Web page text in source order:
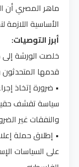
ماهر المصري أن
الأساسية اللازمة
أبرز التوصيات:
خلصت الورشة إلى
قدمها المتحدثون
• ضرورة إتخاذ
سياسة تقشف
والنفقات غير
• إطلاق حملة
على السياسات